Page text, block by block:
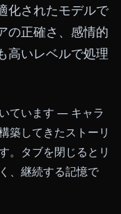
化されたモデルで
の正確さ、感情的
高いレベルで処理
ています — キャラ
築してきたストーリ
。タブを閉じるとリ
、継続する記憶で